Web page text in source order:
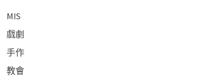
MIS
戲劇
手作
教會